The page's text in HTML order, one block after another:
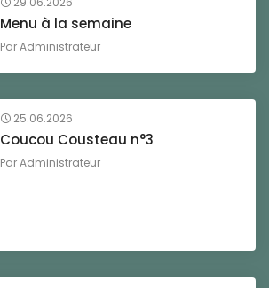
Menu à la semaine
ParAdministrateur
25.06.2026
Coucou Cousteau n°3
ParAdministrateur